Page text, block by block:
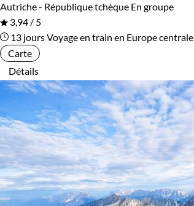
Autriche - République tchèque En groupe
3,94 / 5
13 joursVoyage en train en Europe centrale
Carte
Détails